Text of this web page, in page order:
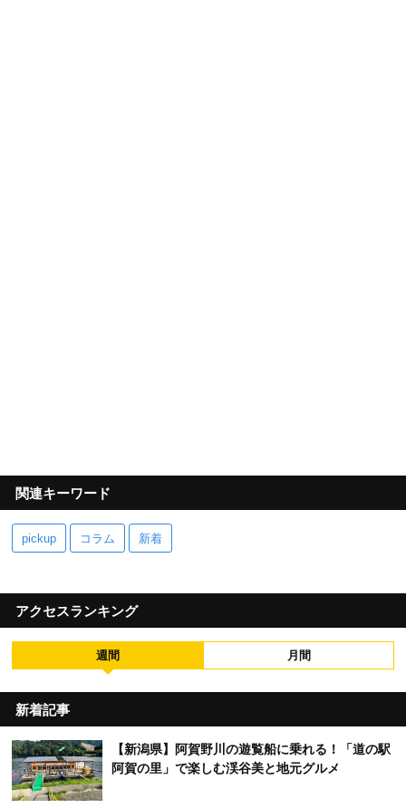
関連キーワード
pickup コラム 新着
アクセスランキング
週間 月間
新着記事
【新潟県】阿賀野川の遊覧船に乗れる！「道の駅
阿賀の里」で楽しむ渓谷美と地元グルメ